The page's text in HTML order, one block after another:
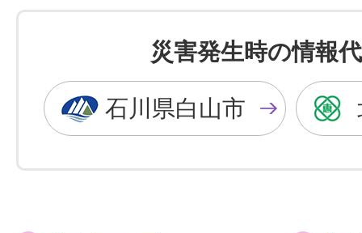
色
を
黒
色
に
色
を
青
色
に
災害発生時の情報
石川県白山市